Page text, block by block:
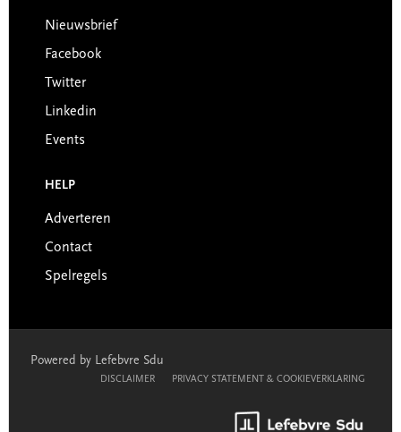
Nieuwsbrief
Facebook
Twitter
Linkedin
Events
HELP
Adverteren
Contact
Spelregels
Powered by Lefebvre Sdu
DISCLAIMER PRIVACY STATEMENT & COOKIEVERKLARING